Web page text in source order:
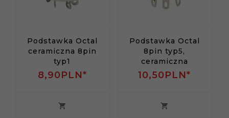
Podstawka Octal
ceramiczna 8pin
typ1
8,90PLN*
Podstawka Octal
8pin typ5,
ceramiczna
10,50PLN*